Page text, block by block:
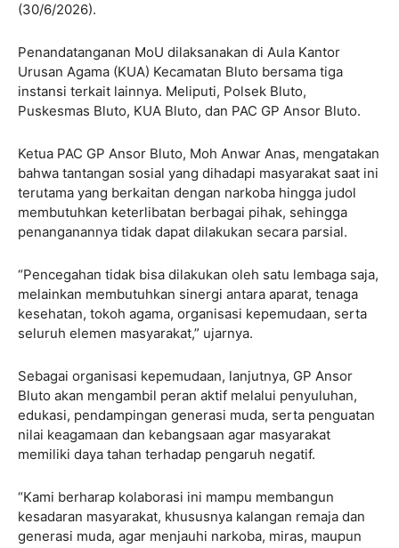
(30/6/2026).
Penandatanganan MoU dilaksanakan di Aula Kantor
Urusan Agama (KUA) Kecamatan Bluto bersama tiga
instansi terkait lainnya. Meliputi, Polsek Bluto,
Puskesmas Bluto, KUA Bluto, dan PAC GP Ansor Bluto.
Ketua PAC GP Ansor Bluto, Moh Anwar Anas, mengatakan
bahwa tantangan sosial yang dihadapi masyarakat saat ini
terutama yang berkaitan dengan narkoba hingga judol
membutuhkan keterlibatan berbagai pihak, sehingga
penanganannya tidak dapat dilakukan secara parsial.
“Pencegahan tidak bisa dilakukan oleh satu lembaga saja,
melainkan membutuhkan sinergi antara aparat, tenaga
kesehatan, tokoh agama, organisasi kepemudaan, serta
seluruh elemen masyarakat,” ujarnya.
Sebagai organisasi kepemudaan, lanjutnya, GP Ansor
Bluto akan mengambil peran aktif melalui penyuluhan,
edukasi, pendampingan generasi muda, serta penguatan
nilai keagamaan dan kebangsaan agar masyarakat
memiliki daya tahan terhadap pengaruh negatif.
“Kami berharap kolaborasi ini mampu membangun
kesadaran masyarakat, khususnya kalangan remaja dan
generasi muda, agar menjauhi narkoba, miras, maupun